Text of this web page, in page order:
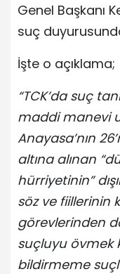
Genel Başkanı
suç
İşte o açıklama;
“TCK’da suç
maddi manevi
Anayasa’nın
altına alınan
hürriyetinin”
söz ve fiillerinin
görevlerinden
suçluyu övmek
bildirmeme